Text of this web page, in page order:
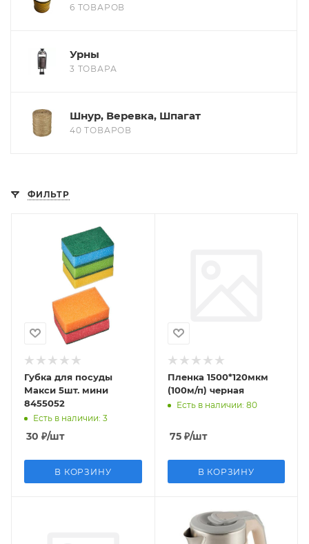
6 ТОВАРОВ
Урны
3 ТОВАРА
Шнур, Веревка, Шпагат
40 ТОВАРОВ
ФИЛЬТР
Губка для посуды
Макси 5шт. мини
8455052
Есть в наличии: 3
30 ₽/шт
В КОРЗИНУ
Пленка 1500*120мкм
(100м/п) черная
Есть в наличии: 80
75₽/шт
В КОРЗИНУ